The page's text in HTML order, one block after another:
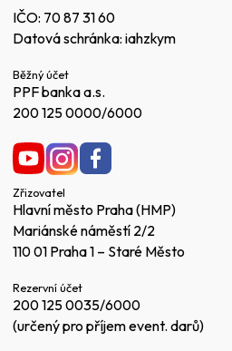
IČO: 70 87 31 60
Datová schránka: iahzkym
Běžný účet
PPF banka a.s.
200 125 0000/6000
Zřizovatel
Hlavní město Praha (HMP)
Mariánské náměstí 2/2
110 01 Praha 1 – Staré Město
Rezervní účet
200 125 0035/6000
(určený pro příjem event. darů)